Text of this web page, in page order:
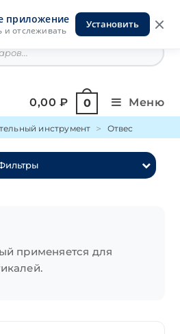
приложение
и отслеживать
Установить
на Горской
0,00₽ 0 Меню
инструмент Отвес
применяется для